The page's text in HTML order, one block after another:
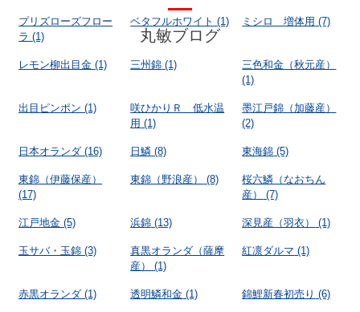
丸敏ブログ
プリズローズフロー
ラ (1)
ベタフルホワイト (1) ミシロ 増体用 (7)
レモン柳出目金 (1) 三州錦 (1)
三色和金（秋元産）
(1)
出目ピンポン (1)
咲ひかりＲ 低水温
用 (1)
墨江戸錦（加藤産）
(2)
日本オランダ (16) 日鱗 (8) 東海錦 (5)
東錦（伊藤保産）
(17)
東錦（野浪産） (8)
桜六鱗（なおちん
産）
(7)
江戸地金 (5) 浜錦 (13) 深見産（羽衣） (1)
玉サバ・玉錦 (3)
真黒オランダ（薩摩
産）
(1)
紅凛ダルマ (1)
赤黒オランダ (1) 透明鱗和金 (1) 錦鯉新春初売り (6)